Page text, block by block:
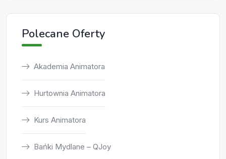
Polecane Oferty
Akademia Animatora
Hurtownia Animatora
Kurs Animatora
Bańki Mydlane – QJoy